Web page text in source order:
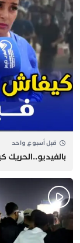
قبل أسبوع واحد